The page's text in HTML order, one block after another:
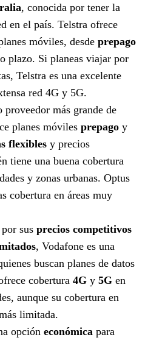
, conocida por tener la
en el país. Telstra ofrece
móviles, desde prepago
plazo. Si planeas viajar por
Telstra es una excelente
red 4G y 5G.
proveedor más grande de
planes móviles prepago y
flexibles y precios
tiene una buena cobertura
y zonas urbanas. Optus
cobertura en áreas muy
sus precios competitivos
, Vodafone es una
buscan planes de datos
cobertura 4G y 5G en
aunque su cobertura en
limitada.
opción económica para